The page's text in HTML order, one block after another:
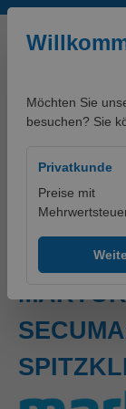
Zum Hauptinhalt
Möchten Sie
besuchen? Sie
Privatkunde
Preise mit
Grafikmesser